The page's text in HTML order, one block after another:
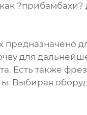
?прибамбахи?
предназначено
для
Есть также
Выбирая